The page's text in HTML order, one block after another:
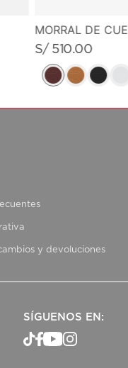
S/ 510.00
y devoluciones
SÍGUENOS EN: